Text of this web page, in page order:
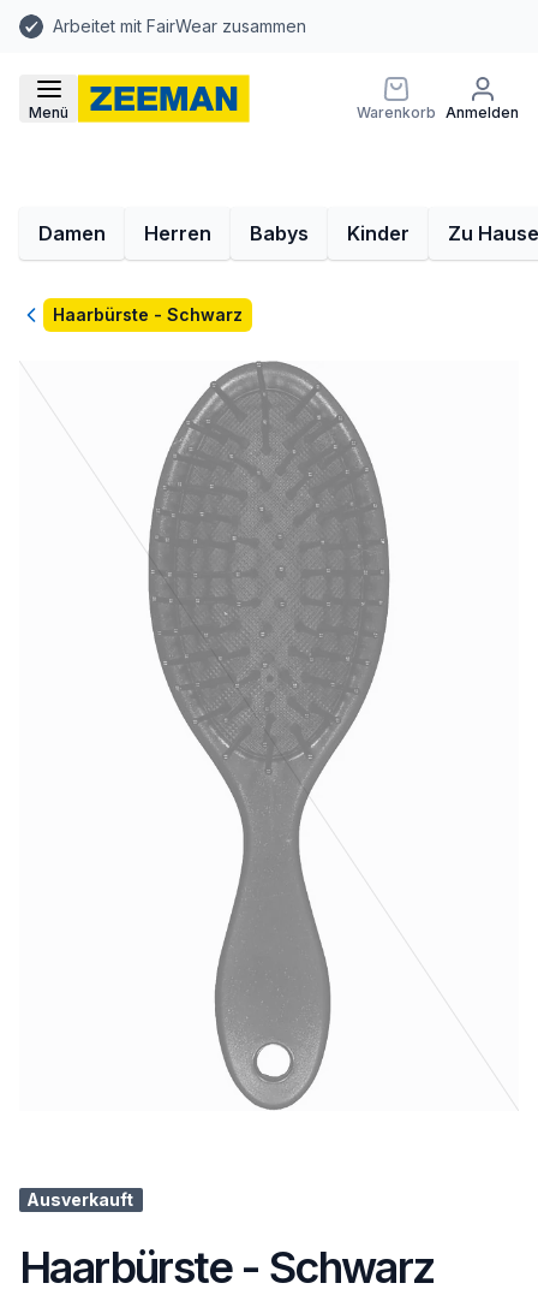
Arbeitet mit FairWear zusammen
Menü Warenkorb Anmelden
Damen Herren Babys Kinder Zu Hause
ZurückHaarbürste - Schwarz
Ausverkauft
Haarbürste - Schwarz